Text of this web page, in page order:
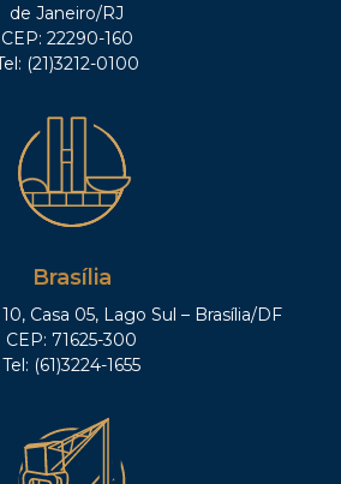
de Janeiro/RJ
CEP: 22290-160
(21)3212-0100
Brasília
Casa 05, Lago Sul – Brasília/DF
CEP: 71625-300
Tel: (61)3224-1655